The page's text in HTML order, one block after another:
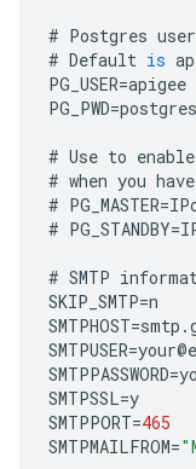
# Postgres
# Default is
PG_USER=apigee
PG_PWD=postgres
# Use to enable
# when you have
# PG_MASTER=
# PG_STANDBY=
# SMTP
SKIP_SMTP=n
SMTPHOST=smtp .
SMTPUSER=your@
SMTPPASSWORD=
SMTPSSL=y
SMTPPORT=465
SMTPMAILFROM=